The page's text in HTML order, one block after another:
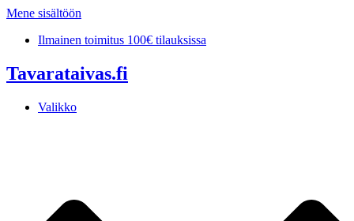
Mene sisältöön
Ilmainen toimitus 100€ tilauksissa
Tavarataivas.fi
Valikko